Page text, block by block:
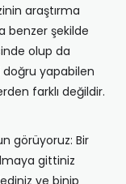
araştırma
benzer şekilde
olup da
doğru yapabilen
farklı değildir.
görüyoruz: Bir
gittiniz